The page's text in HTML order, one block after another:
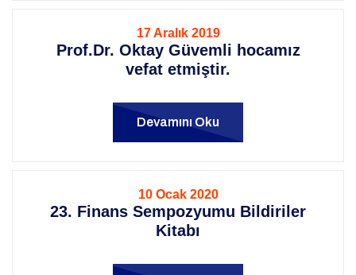
17 Aralık 2019
Prof.Dr. Oktay Güvemli hocamız
vefat etmiştir.
Devamını Oku
10 Ocak 2020
23. Finans Sempozyumu Bildiriler
Kitabı